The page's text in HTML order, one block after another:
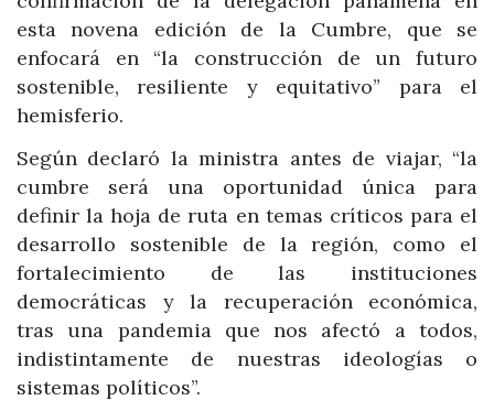
esta novena edición de la Cumbre, que se
enfocará en “la construcción de un futuro
sostenible, resiliente y equitativo” para el
hemisferio.
Según declaró la ministra antes de viajar, “la
cumbre será una oportunidad única para
definir la hoja de ruta en temas críticos para el
desarrollo sostenible de la región, como el
fortalecimiento de las instituciones
democráticas y la recuperación económica,
tras una pandemia que nos afectó a todos,
indistintamente de nuestras ideologías o
sistemas políticos”.